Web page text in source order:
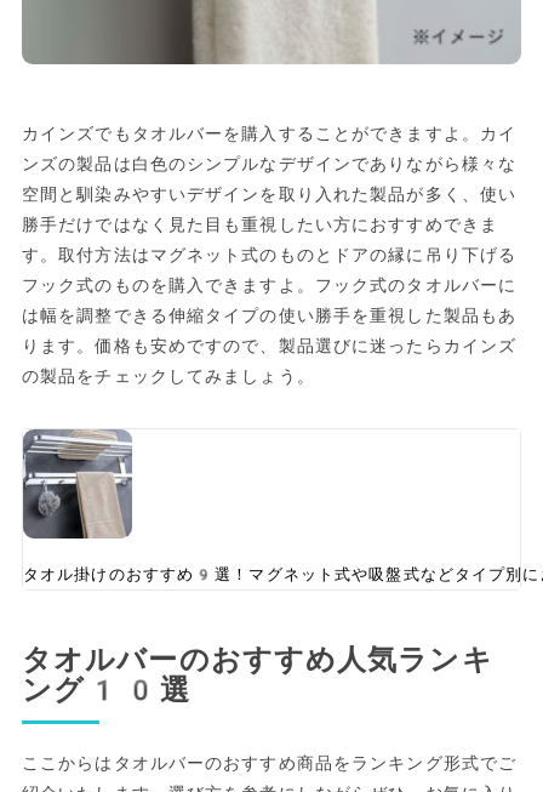
カインズでもタオルバーを購入することができますよ。カイ
ンズの製品は白色のシンプルなデザインでありながら様々な
空間と馴染みやすいデザインを取り入れた製品が多く、使い
勝手だけではなく見た目も重視したい方におすすめできま
す。取付方法はマグネット式のものとドアの縁に吊り下げる
フック式のものを購入できますよ。フック式のタオルバーに
は幅を調整できる伸縮タイプの使い勝手を重視した製品もあ
ります。価格も安めですので、製品選びに迷ったらカインズ
の製品をチェックしてみましょう。
タオル掛けのおすすめ9選！マグネット式や吸盤式などタイプ別
タオルバーのおすすめ人気ランキ
ング10選
ここからはタオルバーのおすすめ商品をランキング形式でご